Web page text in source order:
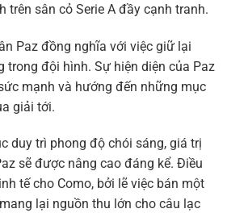
trên sân cỏ Serie A đầy cạnh tranh.
Paz đồng nghĩa với việc giữ lại
trong đội hình. Sự hiện diện của Paz
mạnh và hướng đến những mục
giải tới.
duy trì phong độ chói sáng, giá trị
sẽ được nâng cao đáng kể. Điều
tế cho Como, bởi lẽ việc bán một
lại nguồn thu lớn cho câu lạc